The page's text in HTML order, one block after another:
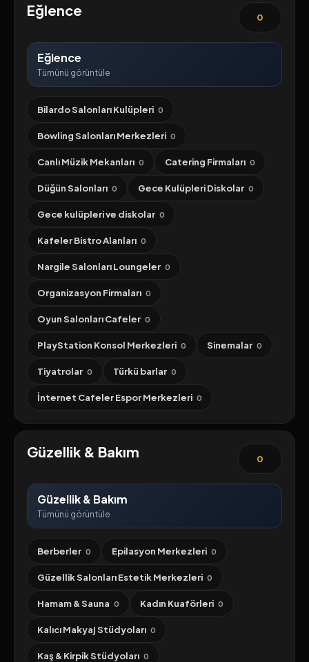
Eğlence 0
Eğlence
Tümünü görüntüle
Bilardo Salonları Kulüpleri 0
Bowling Salonları Merkezleri 0
Canlı Müzik Mekanları 0 Catering Firmaları 0
Düğün Salonları 0 Gece Kulüpleri Diskolar 0
Gece kulüpleri ve diskolar 0
Kafeler Bistro Alanları 0
Nargile Salonları Loungeler 0
Organizasyon Firmaları 0
Oyun Salonları Cafeler 0
PlayStation Konsol Merkezleri 0 Sinemalar 0
Tiyatrolar 0 Türkü barlar 0
İnternet Cafeler Espor Merkezleri 0
Güzellik & Bakım 0
Güzellik & Bakım
Tümünü görüntüle
Berberler 0 Epilasyon Merkezleri 0
Güzellik Salonları Estetik Merkezleri 0
Hamam & Sauna 0 Kadın Kuaförleri 0
Kalıcı Makyaj Stüdyoları 0
Kaş & Kirpik Stüdyoları 0